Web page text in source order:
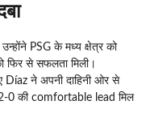
PSG के मध्य क्षेत्र को
फिर से सफलता मिली।
ने अपनी दाहिनी ओर से
2-0 की comfortable lead मिल